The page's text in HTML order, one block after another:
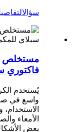
سؤال
مستخلص
فاكتوري
يُستخدم
واسع في
الأمعاء
بعض